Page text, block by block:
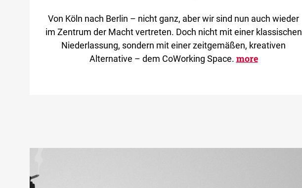
Von Köln nach Berlin – nicht ganz, aber wir sind nun auch wieder
im Zentrum der Macht vertreten. Doch nicht mit einer klassischen
Niederlassung, sondern mit einer zeitgemäßen, kreativen
Alternative – dem CoWorking Space. more